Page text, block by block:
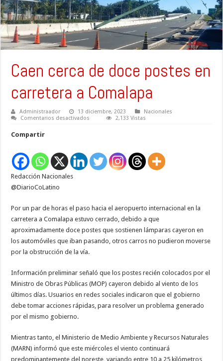
Caen cerca de doce postes en
carretera a Comalapa
Administraador 13 diciembre, 2023
Nacionales
Comentarios desactivados
en
carretera
a
2,133 Vistas
Compartir
Redacción Nacionales
@DiarioCoLatino
Por un par de horas el paso hacia el aeropuerto internacional en la
carretera a Comalapa estuvo cerrado, debido a que
aproximadamente doce postes que sostienen lámparas cayeron en
los automóviles que iban pasando, otros carros no pudieron moverse
por la obstrucción de la vía.
Información preliminar señaló que los postes recién colocados por el
Ministro de Obras Públicas (MOP) cayeron debido al viento de los
últimos días. Usuarios en redes sociales indicaron que el gobierno
debe tomar acciones rápidas, para resolver un problema generado
por el mismo gobierno.
Mientras tanto, el Ministerio de Medio Ambiente y Recursos Naturales
(MARN) informó que este miércoles el viento continuará
predominantemente del noreste, variando entre 10 a 25 kilómetros